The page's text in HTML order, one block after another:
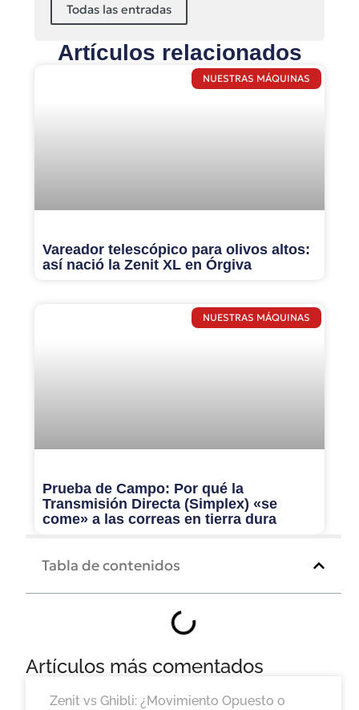
Todas las entradas
Artículos relacionados
NUESTRAS MÁQUINAS
Vareador telescópico para olivos altos:
así nació la Zenit XL en Órgiva
NUESTRAS MÁQUINAS
Prueba de Campo: Por qué la
Transmisión Directa (Simplex) «se
come» a las correas en tierra dura
Tabla de contenidos
Artículos más comentados
Zenit vs Ghibli: ¿Movimiento Opuesto o